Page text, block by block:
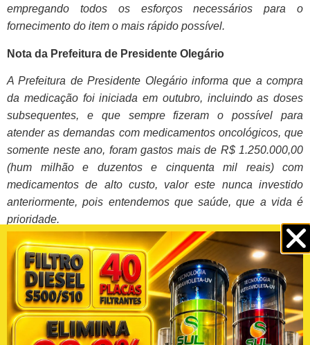
empregando todos os esforços necessários para o
fornecimento do item o mais rápido possível.
Nota da Prefeitura de Presidente Olegário
A Prefeitura de Presidente Olegário informa que a compra
da medicação foi iniciada em outubro, incluindo as doses
subsequentes, e que sempre fizeram o possível para
atender as demandas com medicamentos oncológicos, que
somente neste ano, foram gastos mais de R$ 1.250.000,00
(hum milhão e duzentos e cinquenta mil reais) com
medicamentos de alto custo, valor este nunca investido
anteriormente, pois entendemos que saúde, que a vida é
prioridade.
Leia mais:
Campanha Solidária “Todos Pela Paula” será realizada
neste domingo (12) com Live e Almoço Beneficente para
compra de remédio no combate ao câncer; saiba como
participar